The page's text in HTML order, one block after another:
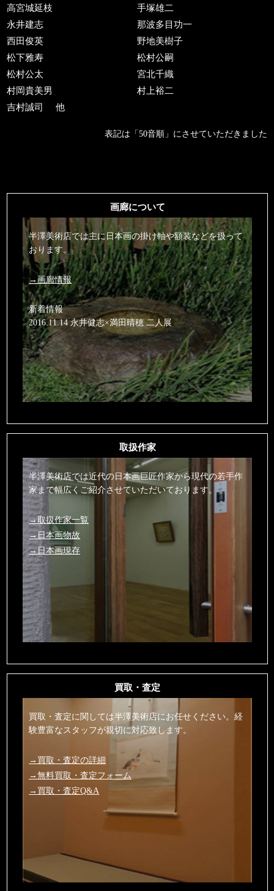
高宮城延枝
手塚雄二
永井建志
那波多目功一
西田俊英
野地美樹子
松下雅寿
松村公嗣
松村公太
宮北千織
村岡貴美男
村上裕二
吉村誠司
他
表記は「50音順」にさせていただきました
画廊について
半澤美術店では主に日本画の掛け軸や額装などを扱って
おります。
→画廊情報
新着情報
2016.11.14 永井健志×満田晴穂 二人展
取扱作家
半澤美術店では近代の日本画巨匠作家から現代の若手作
家まで幅広くご紹介させていただいております。
→取扱作家一覧
→日本画物故
→日本画現存
買取・査定
買取・査定に関しては半澤美術店にお任せください。経
験豊富なスタッフが親切に対応致します。
→買取・査定の詳細
→無料買取・査定フォーム
→買取・査定Q&A